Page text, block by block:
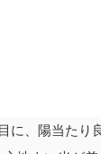
に、陽当たり